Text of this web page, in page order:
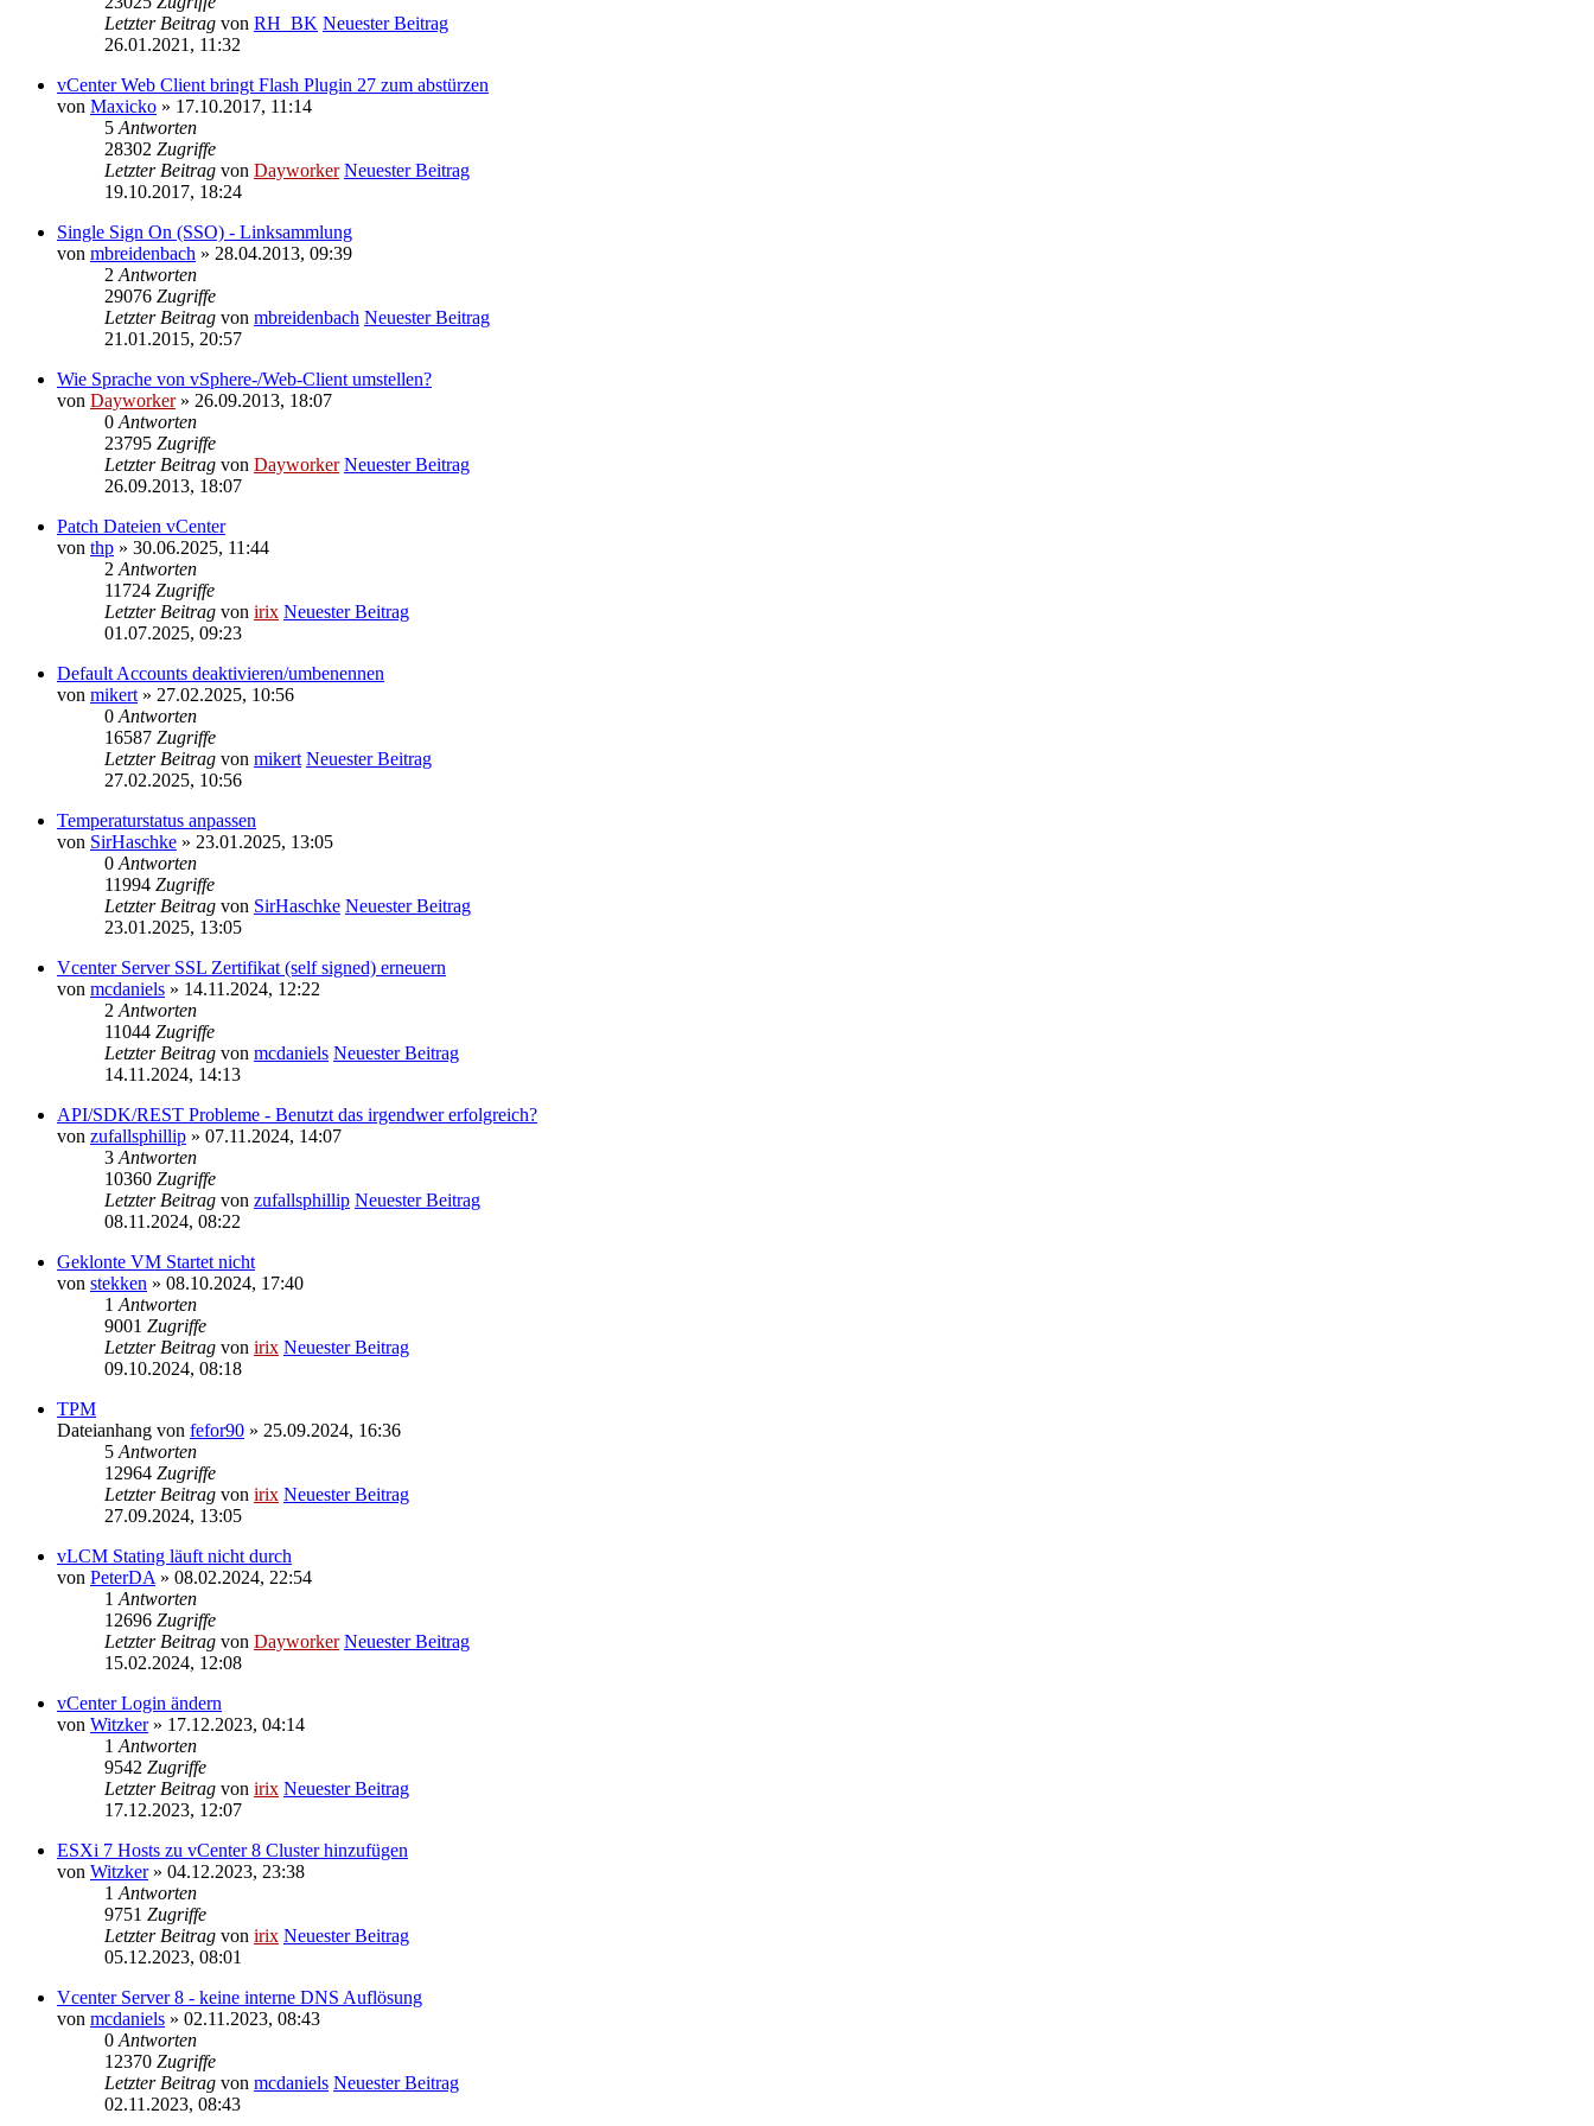
Letzter Beitrag von RH_BK Neuester Beitrag
26.01.2021, 11:32
vCenter Web Client bringt Flash Plugin 27 zum abstürzen
von Maxicko » 17.10.2017, 11:14
5 Antworten
28302 Zugriffe
Letzter Beitrag von Dayworker Neuester Beitrag
19.10.2017, 18:24
Single Sign On (SSO) - Linksammlung
von mbreidenbach » 28.04.2013, 09:39
2 Antworten
29076 Zugriffe
Letzter Beitrag von mbreidenbach Neuester Beitrag
21.01.2015, 20:57
Wie Sprache von vSphere-/Web-Client umstellen?
von Dayworker» 26.09.2013, 18:07
0 Antworten
23795 Zugriffe
Letzter Beitrag von Dayworker Neuester Beitrag
26.09.2013, 18:07
Patch Dateien vCenter
von thp » 30.06.2025, 11:44
2 Antworten
11724 Zugriffe
Letzter Beitrag von irix Neuester Beitrag
01.07.2025, 09:23
Default Accounts deaktivieren/umbenennen
von mikert » 27.02.2025, 10:56
0 Antworten
16587 Zugriffe
Letzter Beitrag von mikert Neuester Beitrag
27.02.2025, 10:56
Temperaturstatus anpassen
von SirHaschke » 23.01.2025, 13:05
0 Antworten
11994 Zugriffe
Letzter Beitrag von SirHaschke Neuester Beitrag
23.01.2025, 13:05
Vcenter Server SSL Zertifikat (self signed) erneuern
von mcdaniels » 14.11.2024, 12:22
2 Antworten
11044 Zugriffe
Letzter Beitrag von mcdaniels Neuester Beitrag
14.11.2024, 14:13
API/SDK/REST Probleme - Benutzt das irgendwer erfolgreich?
von zufallsphillip » 07.11.2024, 14:07
3 Antworten
10360 Zugriffe
Letzter Beitrag von zufallsphillip Neuester Beitrag
08.11.2024, 08:22
Geklonte VM Startet nicht
von stekken » 08.10.2024, 17:40
1 Antworten
9001 Zugriffe
Letzter Beitrag von irix Neuester Beitrag
09.10.2024, 08:18
TPM
Dateianhang von fefor90 » 25.09.2024, 16:36
5 Antworten
12964 Zugriffe
Letzter Beitrag von irix Neuester Beitrag
27.09.2024, 13:05
vLCM Stating läuft nicht durch
von PeterDA » 08.02.2024, 22:54
1 Antworten
12696 Zugriffe
Letzter Beitrag von Dayworker Neuester Beitrag
15.02.2024, 12:08
vCenter Login ändern
von Witzker» 17.12.2023, 04:14
1 Antworten
9542 Zugriffe
Letzter Beitrag von irix Neuester Beitrag
17.12.2023, 12:07
ESXi 7 Hosts zu vCenter 8 Cluster hinzufügen
von Witzker» 04.12.2023, 23:38
1 Antworten
9751 Zugriffe
Letzter Beitrag von irix Neuester Beitrag
05.12.2023, 08:01
Vcenter Server 8 - keine interne DNS Auflösung
von mcdaniels » 02.11.2023, 08:43
0 Antworten
12370 Zugriffe
Letzter Beitrag von mcdaniels Neuester Beitrag
02.11.2023, 08:43